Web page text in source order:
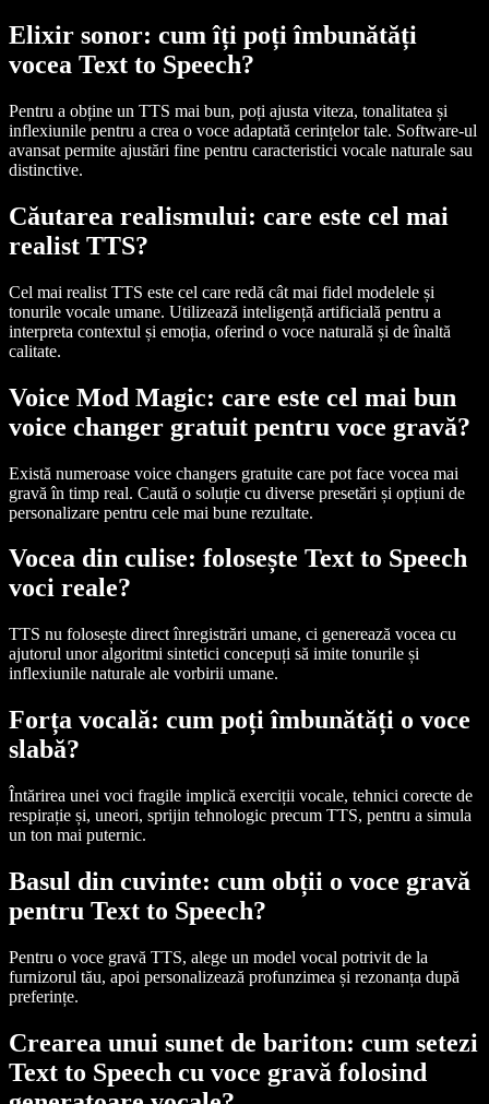
Elixir sonor: cum îți poți îmbunătăți
vocea Text to Speech?
Pentru a obține un TTS mai bun, poți ajusta viteza, tonalitatea și
inflexiunile pentru a crea o voce adaptată cerințelor tale. Software-ul
avansat permite ajustări fine pentru caracteristici vocale naturale sau
distinctive.
Căutarea realismului: care este cel mai
realist TTS?
Cel mai realist TTS este cel care redă cât mai fidel modelele și
tonurile vocale umane. Utilizează inteligență artificială pentru a
interpreta contextul și emoția, oferind o voce naturală și de înaltă
calitate.
Voice Mod Magic: care este cel mai bun
voice changer gratuit pentru voce gravă?
Există numeroase voice changers gratuite care pot face vocea mai
gravă în timp real. Caută o soluție cu diverse presetări și opțiuni de
personalizare pentru cele mai bune rezultate.
Vocea din culise: folosește Text to Speech
voci reale?
TTS nu folosește direct înregistrări umane, ci generează vocea cu
ajutorul unor algoritmi sintetici concepuți să imite tonurile și
inflexiunile naturale ale vorbirii umane.
Forța vocală: cum poți îmbunătăți o voce
slabă?
Întărirea unei voci fragile implică exerciții vocale, tehnici corecte de
respirație și, uneori, sprijin tehnologic precum TTS, pentru a simula
un ton mai puternic.
Basul din cuvinte: cum obții o voce gravă
pentru Text to Speech?
Pentru o voce gravă TTS, alege un model vocal potrivit de la
furnizorul tău, apoi personalizează profunzimea și rezonanța după
preferințe.
Crearea unui sunet de bariton: cum setezi
Text to Speech cu voce gravă folosind